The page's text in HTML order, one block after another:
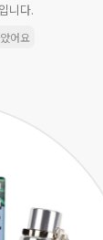
니다.
어요